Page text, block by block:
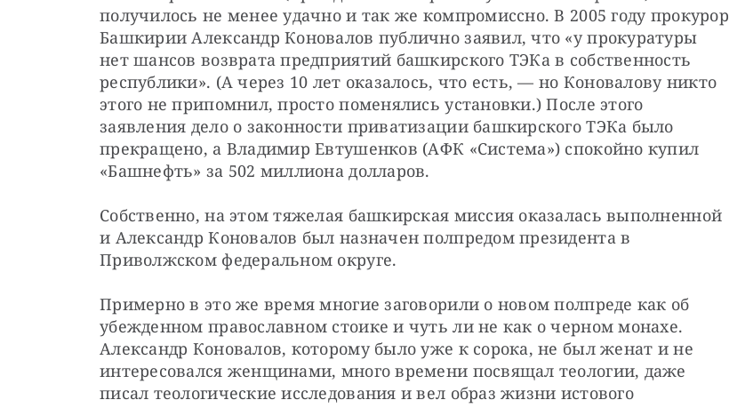
получилось не менее удачно и так же компромиссно. В 2005 году прокурор
Башкирии Александр Коновалов публично заявил, что «у прокуратуры
нет шансов возврата предприятий башкирского ТЭКа в собственность
республики». (А через 10 лет оказалось, что есть, — но Коновалову никто
этого не припомнил, просто поменялись установки.) После этого
заявления дело о законности приватизации башкирского ТЭКа было
прекращено, а Владимир Евтушенков (АФК «Система») спокойно купил
«Башнефть» за 502 миллиона долларов.
Собственно, на этом тяжелая башкирская миссия оказалась выполненной
и Александр Коновалов был назначен полпредом президента в
Приволжском федеральном округе.
Примерно в это же время многие заговорили о новом полпреде как об
убежденном православном стоике и чуть ли не как о черном монахе.
Александр Коновалов, которому было уже к сорока, не был женат и не
интересовался женщинами, много времени посвящал теологии, даже
писал теологические исследования и вел образ жизни истового